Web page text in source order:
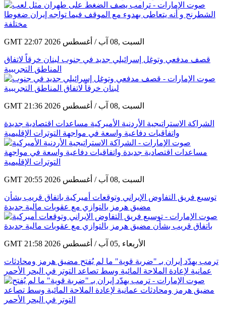
GMT 22:07 2026 السبت ,08 آب / أغسطس
قصف مدفعي وتوغل إسرائيلي جديد في جنوب لبنان خرقاً لاتفاق
المناطق التجريبية
GMT 21:36 2026 السبت ,08 آب / أغسطس
الشراكة الاستراتيجية الأردنية الأميركية مساعدات اقتصادية جديدة
واتفاقيات دفاعية واسعة في مواجهة التوترات الإقليمية
GMT 20:55 2026 السبت ,08 آب / أغسطس
توسيع فريق التفاوض الإيراني وتوقعات أميركية باتفاق قريب بشأن
مضيق هرمز بالتوازي مع عقوبات مالية جديدة
GMT 21:58 2026 الأربعاء ,05 آب / أغسطس
ترمب يهدّد إيران بـ "ضربة قوية" ما لم يُفتح مضيق هرمز ومحادثات
عمانية لإعادة الملاحة المائية وسط تصاعد التوتر في البحر الأحمر